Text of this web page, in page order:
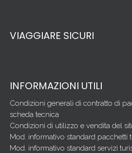
.
VIAGGIARE SICURI
INFORMAZIONI UTILI
Condizioni generali di contratto di
scheda tecnica
Condizioni di utilizzo e vendita del
Mod. informativo standard pacchetti
Mod. informativo standard servizi